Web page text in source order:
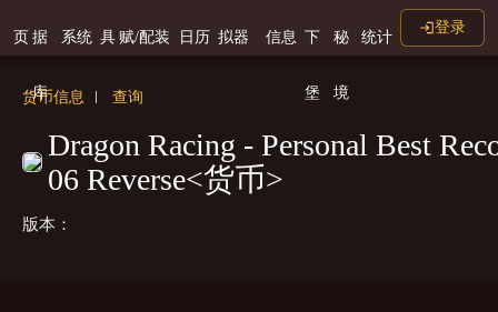
页 据
库
系统 具 赋/配装 日历 拟器 信息 下
堡
秘
境
统计
登录
货币信息 查询
Dragon Racing - Personal Best
06 Reverse<货币>
版本：